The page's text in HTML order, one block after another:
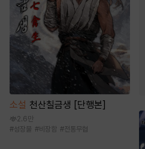
소설 천산칠금생 [단행본]
2.6만
#성장물 #비장함 #전통무협